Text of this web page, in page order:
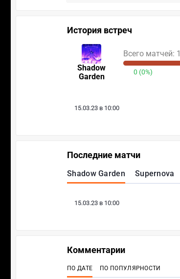
История встреч
Shadow
Garden
Всего матчей: 1
0 (0%)
15.03.23 в 10:00
Последние матчи
Shadow Garden Supernova
15.03.23 в 10:00
Комментарии
ПО ДАТЕ ПО ПОПУЛЯРНОСТИ